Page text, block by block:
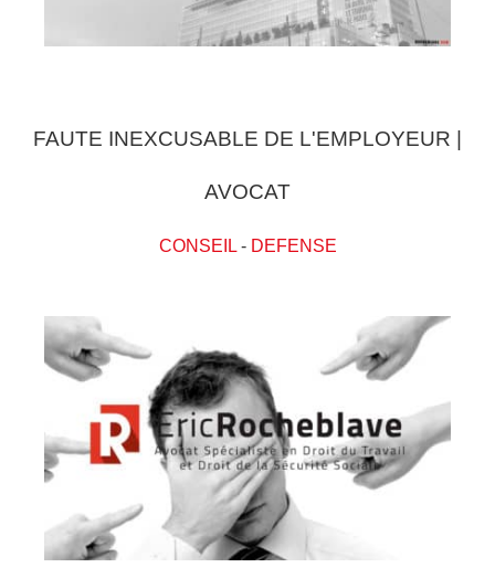
FAUTE INEXCUSABLE DE L'EMPLOYEUR |
AVOCAT
CONSEIL- DEFENSE